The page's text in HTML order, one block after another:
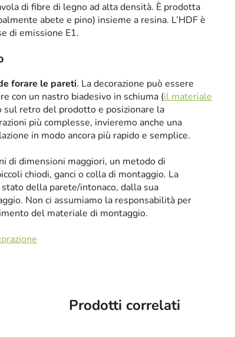
di fibre di legno ad alta densità. È prodotta
abete e pino) insieme a resina. L’HDF è
di emissione E1.
forare le pareti. La decorazione può essere
con un nastro biadesivo in schiuma (il materiale
sul retro del prodotto e posizionare la
più complesse, invieremo anche una
in modo ancora più rapido e semplice.
di dimensioni maggiori, un metodo di
chiodi, ganci o colla di montaggio. La
della parete/intonaco, dalla sua
Non ci assumiamo la responsabilità per
del materiale di montaggio.
Prodotti correlati